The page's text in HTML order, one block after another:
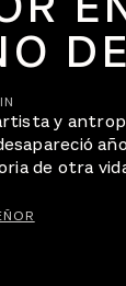
y
de otra